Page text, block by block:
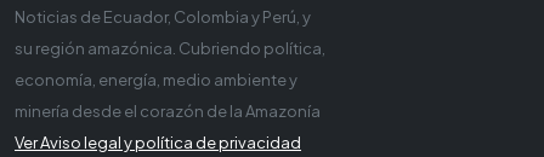
Noticias de Ecuador, Colombia y Perú, y
su región amazónica. Cubriendo política,
economía, energía, medio ambiente y
minería desde el corazón de la Amazonía
Ver Aviso legal y política de privacidad